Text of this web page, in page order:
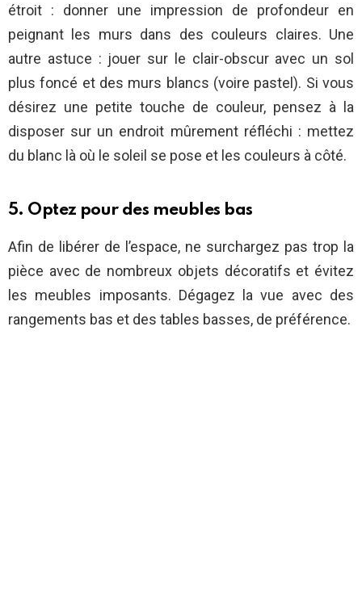
étroit : donner une impression de profondeur en
peignant les murs dans des couleurs claires. Une
autre astuce : jouer sur le clair-obscur avec un sol
plus foncé et des murs blancs (voire pastel). Si vous
désirez une petite touche de couleur, pensez à la
disposer sur un endroit mûrement réfléchi : mettez
du blanc là où le soleil se pose et les couleurs à côté.
5. Optez pour des meubles bas
Afin de libérer de l’espace, ne surchargez pas trop la
pièce avec de nombreux objets décoratifs et évitez
les meubles imposants. Dégagez la vue avec des
rangements bas et des tables basses, de préférence.